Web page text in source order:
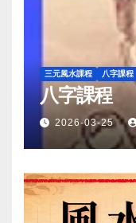
三元風水課程 八字課程
八字課程
2026-03-25